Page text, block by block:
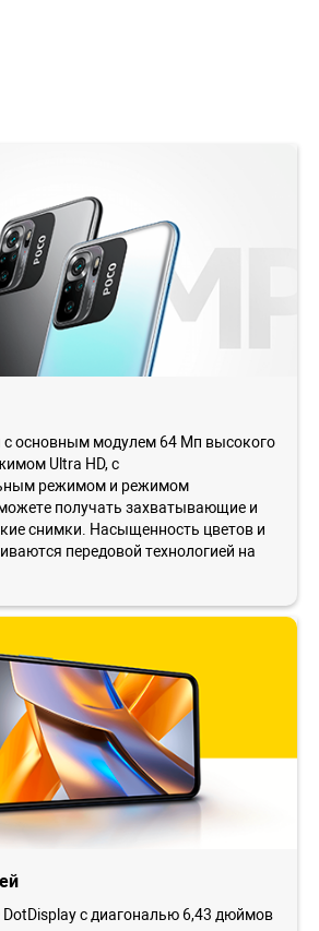
с основным модулем 64 Мп высокого
Ultra HD, с
режимом и режимом
получать захватывающие и
снимки. Насыщенность цветов и
передовой технологией на
DotDisplay с диагональю 6,43 дюймов